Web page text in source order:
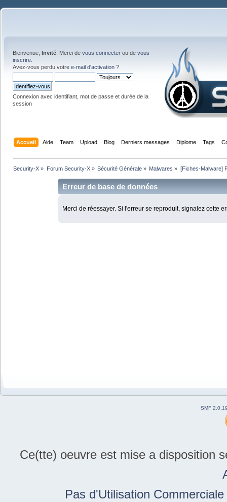
Bienvenue, Invité . Merci de vous connecter ou de vous
inscrire
Avez-vous perdu votre e-mail d'activation ?
Connexion avec identifiant, mot de passe et durée de la
session
Accueil Aide Team Upload Blog Derniers messages Diplome Tags
Security-X » Forum Security-X» Sécurité Générale» Malwares » [Fiches-Malware]
Erreur de base de données
Merci de réessayer. Si l'erreur se reproduit, signalez cette
SMF
Ce(tte) oeuvre est mise a disposition
Pas d'Utilisation